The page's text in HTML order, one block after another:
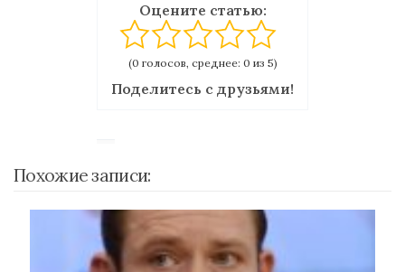
Оцените статью:
(0 голосов, среднее: 0 из 5)
Поделитесь с друзьями!
Похожие записи: